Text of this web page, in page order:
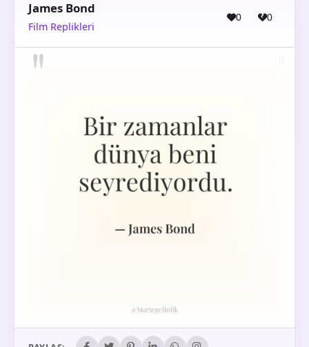
James Bond
Film Replikleri
0 0